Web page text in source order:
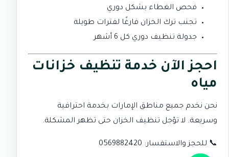
فحص الغطاء بشكل دوري
تجنب ترك الخزان فارغًا لفترات طويلة
جدولة تنظيف دوري كل 6 أشهر
احجز الآن خدمة تنظيف خزانات
مياه
نحن نخدم جميع مناطق الإمارات بخدمة احترافية
وسريعة. لا تؤجل تنظيف الخزان حتى تظهر المشكلة.
📞 للحجز والاستفسار: 0569882420